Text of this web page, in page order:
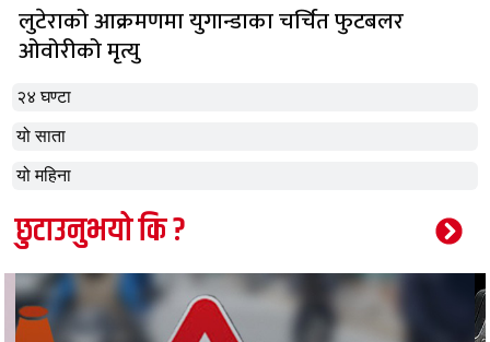
२४ घण्टा
यो साता
यो महिना
लुटेराको आक्रमणमा युगान्डाका चर्चित फुटबलर
ओवोरीको मृत्यु
छुटाउनुभयो कि ?